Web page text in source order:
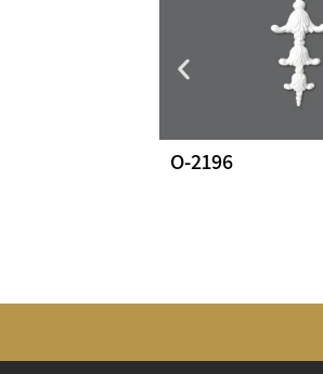
O-2196